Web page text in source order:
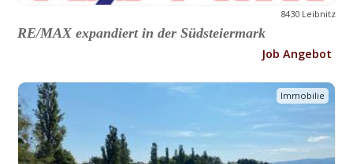
8430 Leibnitz
RE/MAX expandiert in der Südsteiermark
Job Angebot
Immobilie